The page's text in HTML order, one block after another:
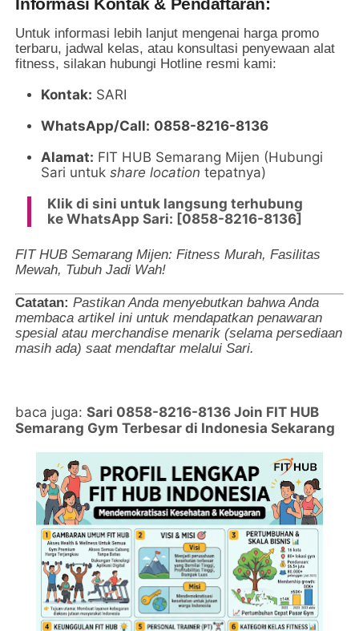
Untuk informasi lebih lanjut mengenai harga promo
terbaru, jadwal kelas, atau konsultasi penyewaan alat
fitness, silakan hubungi Hotline resmi kami:
Kontak: SARI
WhatsApp/Call: 0858-8216-8136
Alamat: FIT HUB Semarang Mijen (Hubungi
Sari untukshare location tepatnya)
Klik di sini untuk langsung terhubung
ke WhatsApp Sari: [0858-8216-8136]
FIT HUB Semarang Mijen: Fitness Murah, Fasilitas
Mewah, Tubuh Jadi Wah!
Catatan: Pastikan Anda menyebutkan bahwa Anda
membaca artikel ini untuk mendapatkan penawaran
spesial atau merchandise menarik (selama persediaan
masih ada) saat mendaftar melalui Sari.
baca juga:Sari 0858-8216-8136 Join FIT HUB
Semarang Gym Terbesar di Indonesia Sekarang